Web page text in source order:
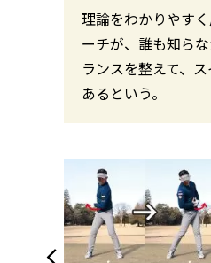
理論をわかりやす
ーチが、誰も知ら
ランスを整えて、
あるという。